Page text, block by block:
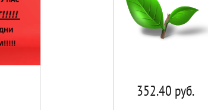
352.40 руб.